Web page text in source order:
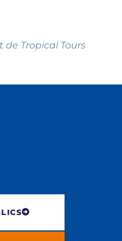
de Tropical Tours